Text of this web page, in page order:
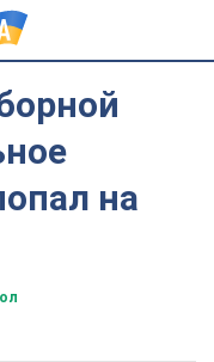
на